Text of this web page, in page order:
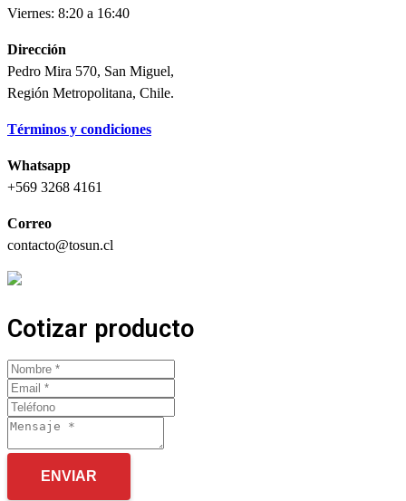
Viernes: 8:20 a 16:40
Dirección
Pedro Mira 570, San Miguel,
Región Metropolitana, Chile.
Términos y condiciones
Whatsapp
+569 3268 4161
Correo
contacto@tosun.cl
Cotizar producto
ENVIAR